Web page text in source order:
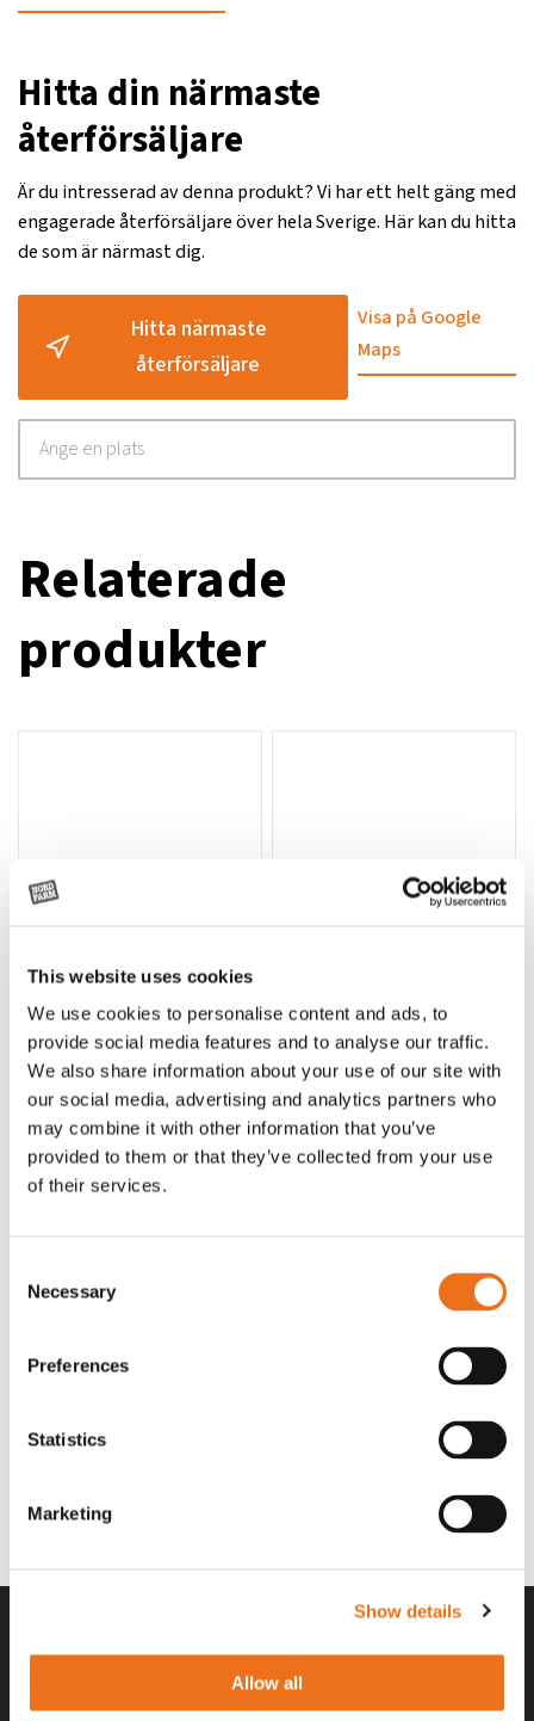
This website uses cookies
We use cookies to personalise content and ads, to
provide social media features and to analyse our traffic.
We also share information about your use of our site with
our social media, advertising and analytics partners who
may combine it with other information that you’ve
provided to them or that they’ve collected from your use
of their services.
Selection
Necessary
Preferences
Statistics
Marketing
Show details
Allow all
Hitta din närmaste
återförsäljare
Är du intresserad av denna produkt? Vi har ett helt gäng med
engagerade återförsäljare över hela Sverige. Här kan du hitta
de som är närmast dig.
Hitta närmaste
återförsäljare
Visa på Google
Maps
Relaterade
produkter
Lägg till i varukorg
Rotor, komplett med slagor
OR80013456G
(ex. moms)
Grön truckknapp
A00220
kr (ex. moms)
Lägg till i varukorg
Rotor teeth 8t/6k 7.5Gr/8 R6/14 Rotor teeth 8t/6k 0Gr/8 R6/14